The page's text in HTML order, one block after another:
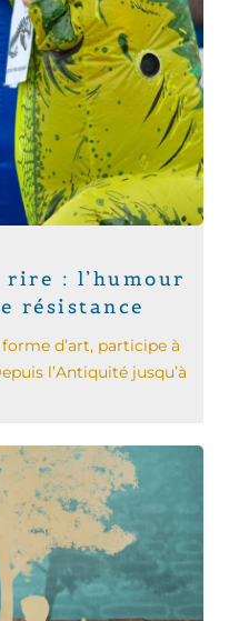
rire : l’humour
résistance
d’art, participe à
l’Antiquité jusqu’à